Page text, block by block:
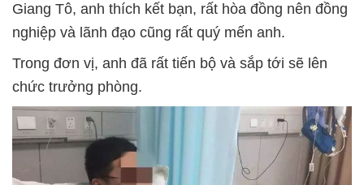
Giang Tô, anh thích kết bạn, rất hòa đồng nên đồng
nghiệp và lãnh đạo cũng rất quý mến anh.
Trong đơn vị, anh đã rất tiến bộ và sắp tới sẽ lên
chức trưởng phòng.